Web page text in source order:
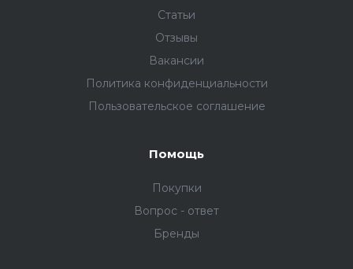
Статьи
Отзывы
Вакансии
Политика конфиденциальности
Пользовательское соглашение
Помощь
Покупки
Вопрос - ответ
Бренды